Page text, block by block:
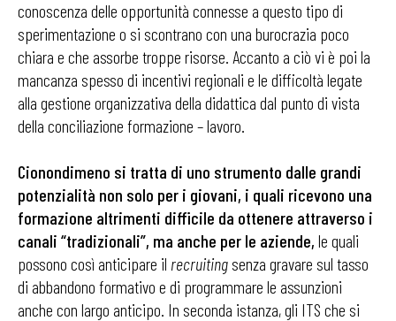
conoscenza delle opportunità connesse a questo tipo di
sperimentazione o si scontrano con una burocrazia poco
chiara e che assorbe troppe risorse. Accanto a ciò vi è poi la
mancanza spesso di incentivi regionali e le difficoltà legate
alla gestione organizzativa della didattica dal punto di vista
della conciliazione formazione – lavoro.
Cionondimeno si tratta di uno strumento dalle grandi
potenzialità non solo per i giovani, i quali ricevono una
formazione altrimenti difficile da ottenere attraverso i
canali “tradizionali”, ma anche per le aziende, le quali
possono così anticipare il recruiting senza gravare sul tasso
di abbandono formativo e di programmare le assunzioni
anche con largo anticipo. In seconda istanza, gli ITS che si